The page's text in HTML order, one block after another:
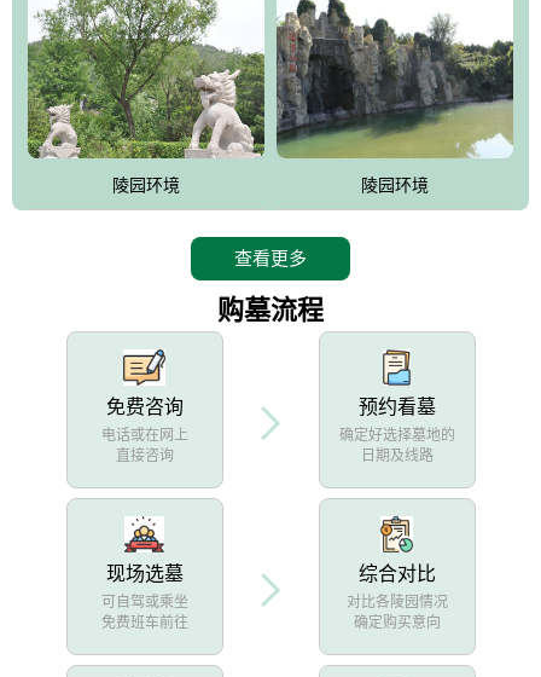
陵园环境 陵园环境
查看更多
购墓流程
免费咨询
电话或在网上
直接咨询
预约看墓
确定好选择墓地的
日期及线路
现场选墓
可自驾或乘坐
免费班车前往
综合对比
对比各陵园情况
确定购买意向